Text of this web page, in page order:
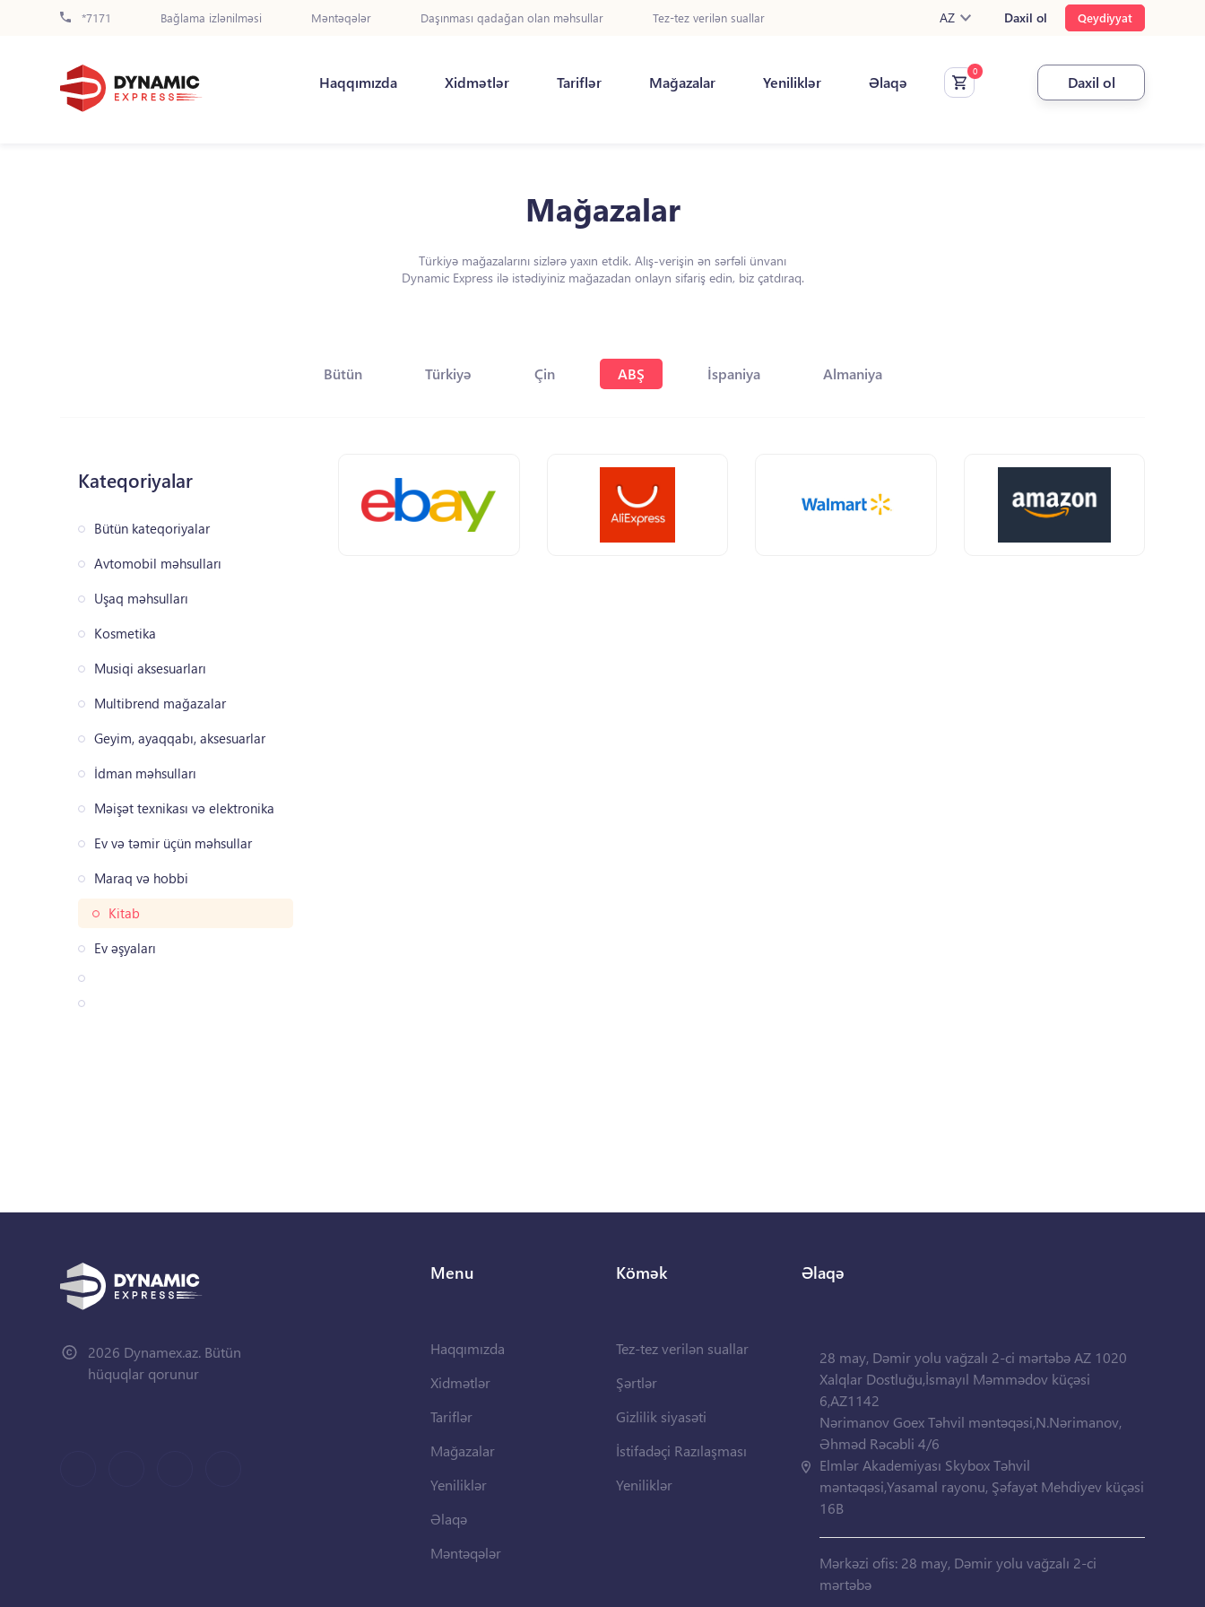
*7171 Bağlama izlənilməsi Məntəqələr Daşınması qadağan olan məhsullar Tez-tez verilən suallar AZ Daxil ol Qeydiyyat
Haqqımızda Xidmətlər Tariflər Mağazalar Yeniliklər Əlaqə Daxil ol
Mağazalar
Türkiyə mağazalarını sizlərə yaxın etdik. Alış-verişin ən sərfəli ünvanı
Dynamic Express ilə istədiyiniz mağazadan onlayn sifariş edin, biz çatdıraq.
Bütün Türkiyə Çin ABŞ İspaniya Almaniya
Kateqoriyalar
Bütün kateqoriyalar
Avtomobil məhsulları
Uşaq məhsulları
Kosmetika
Musiqi aksesuarları
Multibrend mağazalar
Geyim, ayaqqabı, aksesuarlar
İdman məhsulları
Məişət texnikası və elektronika
Ev və təmir üçün məhsullar
Maraq və hobbi
Kitab
Ev əşyaları
2026 Dynamex.az. Bütün
hüquqlar qorunur
Menu
Haqqımızda
Xidmətlər
Tariflər
Mağazalar
Yeniliklər
Əlaqə
Məntəqələr
Kömək
Tez-tez verilən suallar
Şərtlər
Gizlilik siyasəti
İstifadəçi Razılaşması
Yeniliklər
Əlaqə
28 may, Dəmir yolu vağzalı 2-ci mərtəbə AZ 1020
Xalqlar Dostluğu,İsmayıl Məmmədov küçəsi
6,AZ1142
Nərimanov Goex Təhvil məntəqəsi,N.Nərimanov,
Əhməd Rəcəbli 4/6
Elmlər Akademiyası Skybox Təhvil
məntəqəsi,Yasamal rayonu, Şəfayət Mehdiyev küçəsi
16B
Mərkəzi ofis: 28 may, Dəmir yolu vağzalı 2-ci
mərtəbə